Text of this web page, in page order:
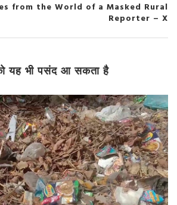
from the World of a Masked Rural
Reporter – X
यह भी पसंद आ सकता है